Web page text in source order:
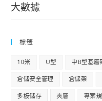
大數據
標籤
10米 U型 中B型基層
倉儲安全管理 倉儲架
多板儲存 夾層 專案